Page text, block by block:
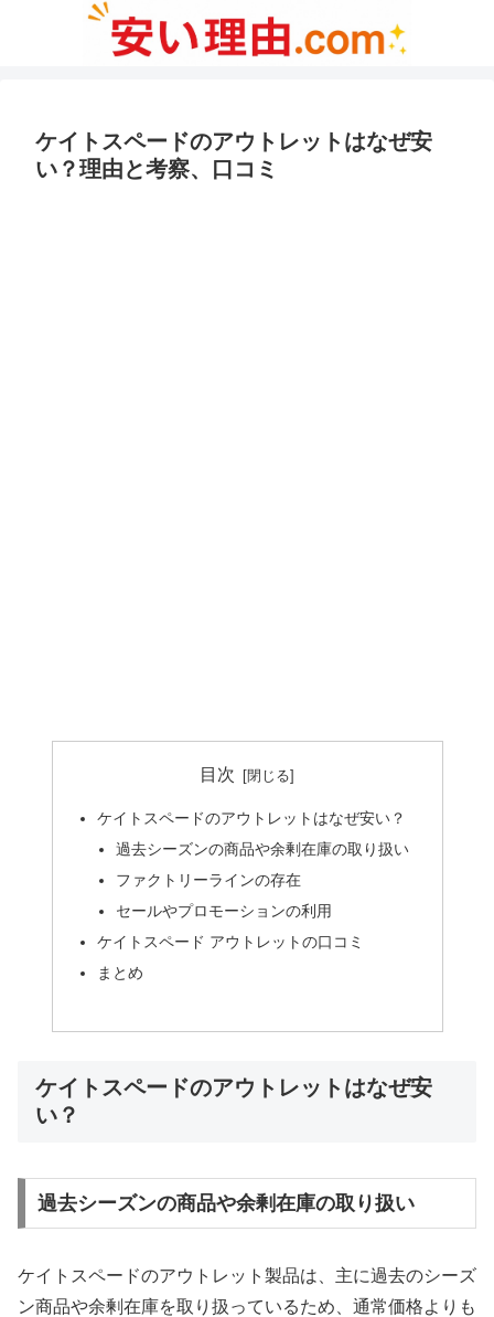
ケイトスペードのアウトレットはなぜ安
い？理由と考察、口コミ
目次
ケイトスペードのアウトレットはなぜ安い？
過去シーズンの商品や余剰在庫の取り扱い
ファクトリーラインの存在
セールやプロモーションの利用
ケイトスペード アウトレットの口コミ
まとめ
ケイトスペードのアウトレットはなぜ安
い？
過去シーズンの商品や余剰在庫の取り扱い
ケイトスペードのアウトレット製品は、主に過去のシーズ
ン商品や余剰在庫を取り扱っているため、通常価格よりも